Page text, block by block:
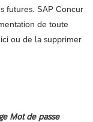
futures. SAP Concur
de toute
ou de la supprimer
Mot de passe